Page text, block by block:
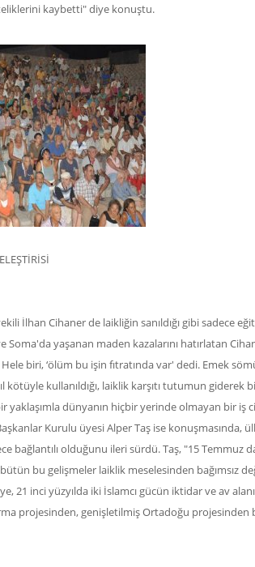
kaybetti" diye konuştu.
İlhan Cihaner de laikliğin sanıldığı gibi sadece
Soma'da yaşanan maden kazalarını hatırlatan
biri, ‘ölüm bu işin fıtratında var' dedi. Emek
kötüyle kullanıldığı, laiklik karşıtı tutumun giderek
yaklaşımla dünyanın hiçbir yerinde olmayan bir
Kurulu üyesi Alper Taş ise konuşmasında,
bağlantılı olduğunu ileri sürdü. Taş, "15
bütün bu gelişmeler laiklik meselesinden bağımsız
21 inci yüzyılda iki İslamcı gücün iktidar ve av
projesinden, genişletilmiş Ortadoğu projesinden